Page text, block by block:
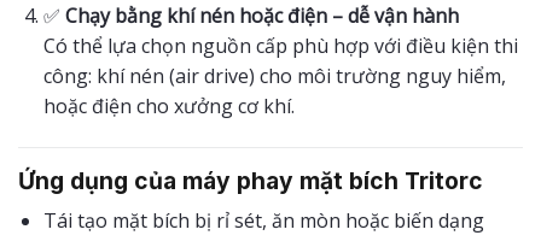
✅ Chạy bằng khí nén hoặc điện – dễ vận hành
Có thể lựa chọn nguồn cấp phù hợp với điều kiện thi
công: khí nén (air drive) cho môi trường nguy hiểm,
hoặc điện cho xưởng cơ khí.
Ứng dụng của máy phay mặt bích Tritorc
Tái tạo mặt bích bị rỉ sét, ăn mòn hoặc biến dạng